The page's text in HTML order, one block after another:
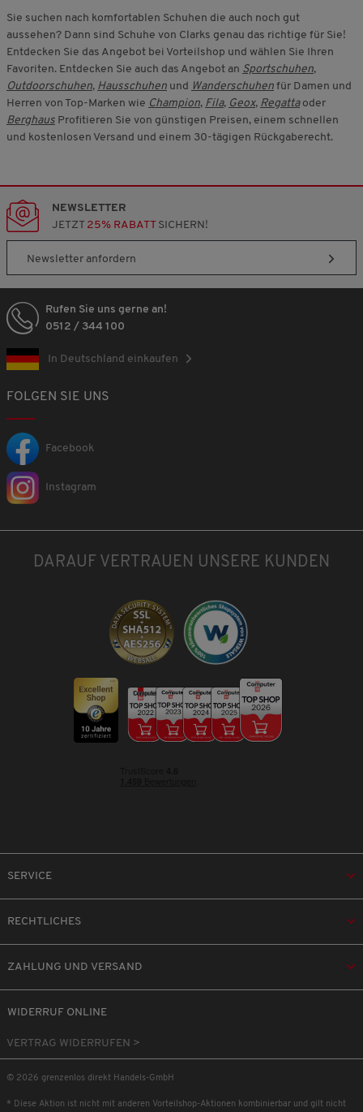
Sie suchen nach komfortablen Schuhen die auch noch gut
aussehen? Dann sind Schuhe von Clarks genau das richtige für Sie!
Entdecken Sie das Angebot bei Vorteilshop und wählen Sie Ihren
Favoriten. Entdecken Sie auch das Angebot an Sportschuhen,
Outdoorschuhen, Hausschuhen und Wanderschuhen für Damen und
Herren von Top-Marken wie Champion, Fila, Geox, Regattaoder
Berghaus Profitieren Sie von günstigen Preisen, einem schnellen
und kostenlosen Versand und einem 30-tägigen Rückgaberecht.
NEWSLETTER
JETZT 25% RABATTSICHERN!
Newsletter anfordern
Rufen Sie uns gerne an!
0512 / 344 100
In Deutschland einkaufen
FOLGEN SIE UNS
Facebook
Instagram
DARAUF VERTRAUEN UNSERE KUNDEN
SERVICE
RECHTLICHES
ZAHLUNG UND VERSAND
WIDERRUF ONLINE
VERTRAG WIDERRUFEN >
© 2026 grenzenlos direkt Handels-GmbH
* Diese Aktion ist nicht mit anderen Vorteilshop-Aktionen kombinierbar und gilt nicht